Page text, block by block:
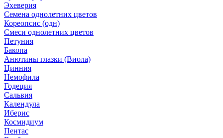
Эхеверия
Семена однолетних цветов
Кореопсис (одн)
Смеси однолетних цветов
Петуния
Бакопа
Анютины глазки (Виола)
Цинния
Немофила
Годеция
Сальвия
Календула
Иберис
Космидиум
Пентас